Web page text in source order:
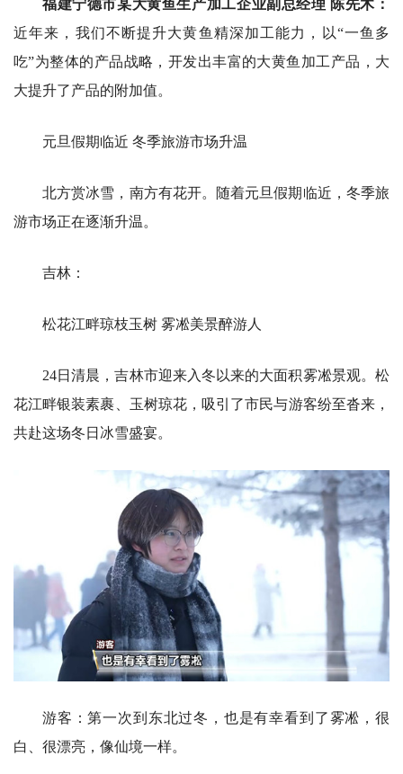
福建宁德市某大黄鱼生产加工企业副总经理 陈先木：
近年来，我们不断提升大黄鱼精深加工能力，以“一鱼多
吃”为整体的产品战略，开发出丰富的大黄鱼加工产品，大
大提升了产品的附加值。
元旦假期临近 冬季旅游市场升温
北方赏冰雪，南方有花开。随着元旦假期临近，冬季旅
游市场正在逐渐升温。
吉林：
松花江畔琼枝玉树 雾凇美景醉游人
24日清晨，吉林市迎来入冬以来的大面积雾凇景观。松
花江畔银装素裹、玉树琼花，吸引了市民与游客纷至沓来，
共赴这场冬日冰雪盛宴。
游客：第一次到东北过冬，也是有幸看到了雾凇，很
白、很漂亮，像仙境一样。